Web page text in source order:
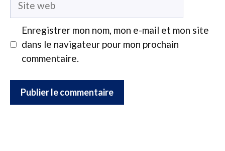
Enregistrer mon nom, mon e-mail et mon site
dans le navigateur pour mon prochain
commentaire.